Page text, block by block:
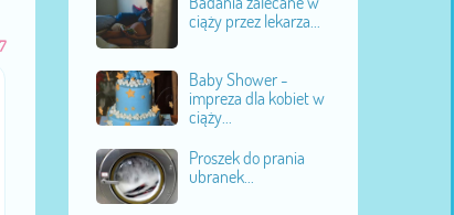
ciąży przez lekarza...
Baby Shower -
impreza dla kobiet w
ciąży...
Proszek do prania
ubranek...